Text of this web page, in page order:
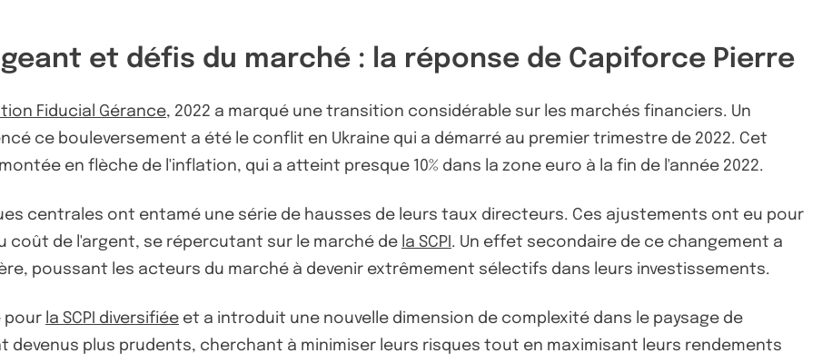
et défis du marché : la réponse de Capiforce Pierre
Fiducial Gérance, 2022 a marqué une transition considérable sur les marchés financiers. Un
ce bouleversement a été le conflit en Ukraine qui a démarré au premier trimestre de 2022. Cet
en flèche de l'inflation, qui a atteint presque 10% dans la zone euro à la fin de l'année 2022.
centrales ont entamé une série de hausses de leurs taux directeurs. Ces ajustements ont eu pour
de l'argent, se répercutant sur le marché de la SCPI . Un effet secondaire de ce changement a
poussant les acteurs du marché à devenir extrêmement sélectifs dans leurs investissements.
pour la SCPI diversifiée et a introduit une nouvelle dimension de complexité dans le paysage de
devenus plus prudents, cherchant à minimiser leurs risques tout en maximisant leurs rendements